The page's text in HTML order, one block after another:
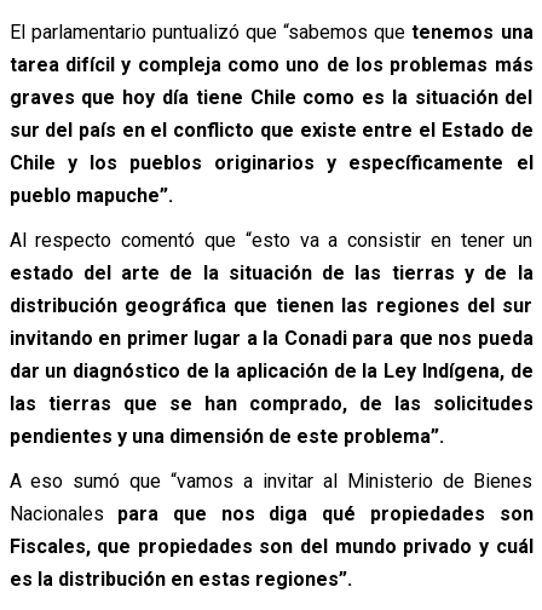
El parlamentario puntualizó que “sabemos quetenemos una
tarea difícil y compleja como uno de los problemas más
graves que hoy día tiene Chile como es la situación del
sur del país en el conflicto que existe entre el Estado de
Chile y los pueblos originarios y específicamente el
pueblo mapuche”.
Al respecto comentó que “esto va a consistir en tener un
estado del arte de la situación de las tierras y de la
distribución geográfica que tienen las regiones del sur
invitando en primer lugar a la Conadi para que nos pueda
dar un diagnóstico de la aplicación de la Ley Indígena, de
las tierras que se han comprado, de las solicitudes
pendientes y una dimensión de este problema”.
A eso sumó que “vamos a invitar al Ministerio de Bienes
Nacionales para que nos diga qué propiedades son
Fiscales, que propiedades son del mundo privado y cuál
es la distribución en estas regiones”.